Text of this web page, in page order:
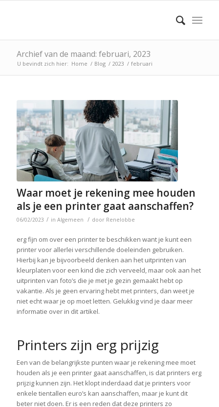
Archief van de maand: februari, 2023
U bevindt zich hier: Home / Blog / 2023 / februari
Waar moet je rekening mee houden
als je een printer gaat aanschaffen?
06/02/2023 / in Algemeen / door Renelobbe
erg fijn om over een printer te beschikken want je kunt een
printer voor allerlei verschillende doeleinden gebruiken.
Hierbij kan je bijvoorbeeld denken aan het uitprinten van
kleurplaten voor een kind die zich verveeld, maar ook aan het
uitprinten van foto’s die je met je gezin gemaakt hebt op
vakantie. Als je geen ervaring hebt met printers, dan weet je
niet echt waar je op moet letten. Gelukkig vind je daar meer
informatie over in dit artikel.
Printers zijn erg prijzig
Een van de belangrijkste punten waar je rekening mee moet
houden als je een printer gaat aanschaffen, is dat printers erg
prijzig kunnen zijn. Het klopt inderdaad dat je printers voor
enkele tientallen euro’s kan aanschaffen, maar je kunt dit
beter niet doen. Er is een reden dat deze printers zo